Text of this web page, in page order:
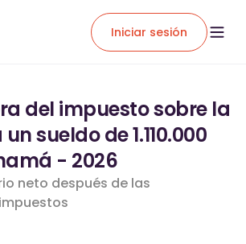
Iniciar sesión
del impuesto sobre la
sueldo de 1.110.000
- 2026
neto después de las